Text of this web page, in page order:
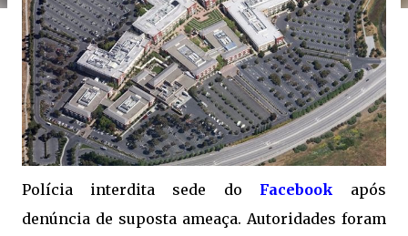
Polícia interdita sede do Facebook após
denúncia de suposta ameaça. Autoridades foram